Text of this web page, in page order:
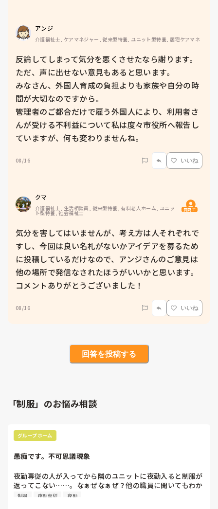
アンジ
介護福祉士, ケアマネジャー, 従来型特養, ユニット型特養, 居宅ケアマネ
反論してしまって気分を悪くさせたなら謝ります。
ただ、声に出せない意見もあると思います。
みなさん、外国人育成の負担よりも家族や自分の時
間が大切なのですから。
管理者のご都合だけで雇う外国人により、利用者さ
んが受ける不利益について私は度々市役所へ報告し
ていますが、何も変わりませんね。
08/16 いいね
クマ
介護福祉士, 生活相談員, 従来型特養, 有料老人ホーム, ユニッ
ト型特養, 社会福祉士 質問主
気分を害してはいませんが、考え方は人それぞれで
すし、今回は良い名札がないかアイデアを募るため
に投稿しているだけなので、アンジさんのご意見は
他の場所で発信なされたほうがいいかと思います。
コメントありがとうございました！
08/16 いいね
回答を投稿する
「制服」のお悩み相談
グループホーム
愚痴です。不可思議現象
夜勤専従の人が入ってから隣のユニットに夜勤入ると制服が
返ってこない……。なぁぜなぁぜ？他の職員に聞いてもわか
らない。どこに行ったんだ。
制服 夜勤専従 夜勤